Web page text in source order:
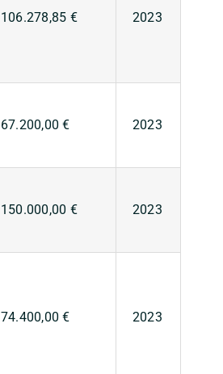
106.278,85 € 2023
67.200,00 € 2023
150.000,00 € 2023
74.400,00 € 2023